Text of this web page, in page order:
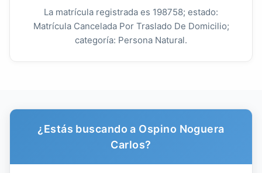
La matrícula registrada es 198758; estado:
Matrícula Cancelada Por Traslado De Domicilio;
categoría: Persona Natural.
¿Estás buscando a Ospino Noguera
Carlos?